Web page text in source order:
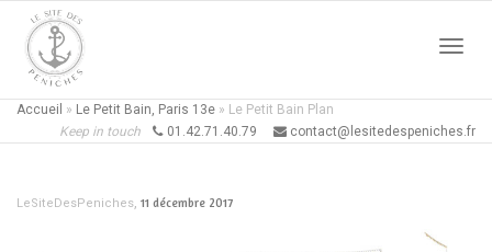
Accueil » Le Petit Bain, Paris 13e » Le Petit Bain Plan
Keep in touch
01.42.71.40.79 contact@lesitedespeniches.fr
LeSiteDesPeniches, 11 décembre 2017